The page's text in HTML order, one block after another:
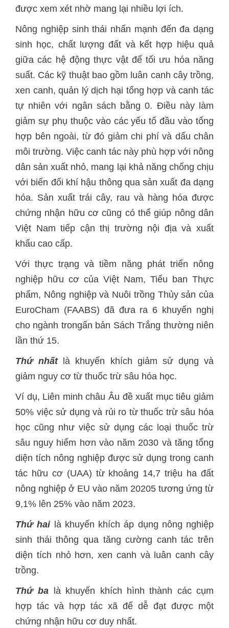
được xem xét nhờ mang lại nhiều lợi ích.
Nông nghiệp sinh thái nhấn mạnh đến đa dạng
sinh học, chất lượng đất và kết hợp hiệu quả
giữa các hệ động thực vật để tối ưu hóa năng
suất. Các kỹ thuật bao gồm luân canh cây trồng,
xen canh, quản lý dịch hại tổng hợp và canh tác
tự nhiên với ngân sách bằng 0. Điều này làm
giảm sự phụ thuộc vào các yếu tố đầu vào tổng
hợp bên ngoài, từ đó giảm chi phí và dấu chân
môi trường. Việc canh tác này phù hợp với nông
dân sản xuất nhỏ, mang lại khả năng chống chịu
với biến đổi khí hậu thông qua sản xuất đa dạng
hóa. Sản xuất trái cây, rau và hàng hóa được
chứng nhận hữu cơ cũng có thể giúp nông dân
Việt Nam tiếp cận thị trường nội địa và xuất
khẩu cao cấp.
Với thực trạng và tiềm năng phát triển nông
nghiệp hữu cơ của Việt Nam, Tiểu ban Thực
phẩm, Nông nghiệp và Nuôi trồng Thủy sản của
EuroCham (FAABS) đã đưa ra 6 khuyến nghị
cho ngành trongấn bản Sách Trắng thường niên
lần thứ 15.
Thứ nhấtlà khuyến khích giảm sử dụng và
giảm nguy cơ từ thuốc trừ sâu hóa học.
Ví dụ, Liên minh châu Âu đề xuất mục tiêu giảm
50% việc sử dụng và rủi ro từ thuốc trừ sâu hóa
học cũng như việc sử dụng các loại thuốc trừ
sâu nguy hiểm hơn vào năm 2030 và tăng tổng
diện tích nông nghiệp được sử dụng trong canh
tác hữu cơ (UAA) từ khoảng 14,7 triệu ha đất
nông nghiệp ở EU vào năm 20205 tương ứng từ
9,1% lên 25% vào năm 2023.
Thứ hai là khuyến khích áp dụng nông nghiệp
sinh thái thông qua tăng cường canh tác trên
diện tích nhỏ hơn, xen canh và luân canh cây
trồng.
Thứ ba là khuyến khích hình thành các cụm
hợp tác và hợp tác xã để dễ đạt được một
chứng nhận hữu cơ duy nhất.